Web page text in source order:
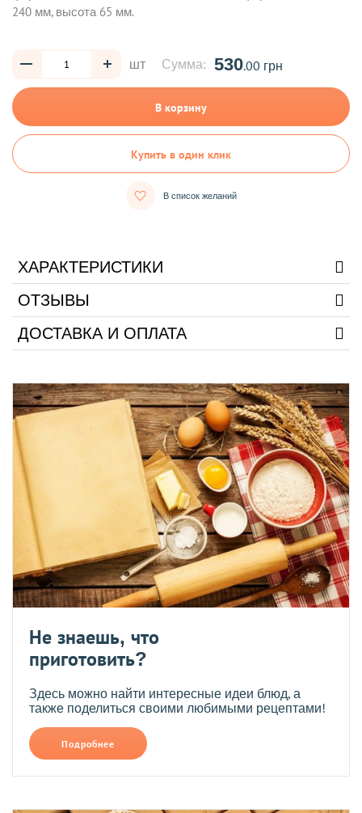
240 мм, высота 65 мм.
шт Сумма: 530.00 грн
В корзину
Купить в один клик
В список желаний
ХАРАКТЕРИСТИКИ
ОТЗЫВЫ
ДОСТАВКА И ОПЛАТА
Не знаешь, что
приготовить?
Здесь можно найти интересные идеи блюд, а
также поделиться своими любимыми рецептами!
Подробнее